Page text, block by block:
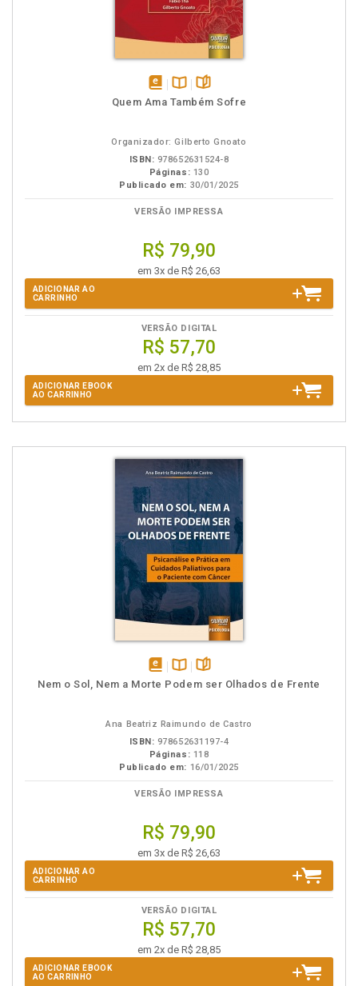
disponívelDisponível
páginas
Quem Ama Também Sofre
Organizador: Gilberto Gnoato
ISBN: 978652631524-8
Páginas: 130
Publicado em: 30/01/2025
VERSÃO IMPRESSA
R$ 79,90
em 3x de R$ 26,63
ADICIONAR AO
CARRINHO
VERSÃO DIGITAL
R$ 57,70
em 2x de R$ 28,85
ADICIONAR EBOOK
AO CARRINHO
disponível
Disponível
páginas
Nem o Sol, Nem a Morte Podem ser Olhados de Frente
Ana Beatriz Raimundo de Castro
ISBN: 978652631197-4
Páginas: 118
Publicado em: 16/01/2025
VERSÃO IMPRESSA
R$ 79,90
em 3x de R$ 26,63
ADICIONAR AO
CARRINHO
VERSÃO DIGITAL
R$ 57,70
em 2x de R$ 28,85
ADICIONAR EBOOK
AO CARRINHO